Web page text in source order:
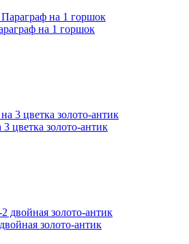
на 1 горшок
цветка золото-антик
золото-антик